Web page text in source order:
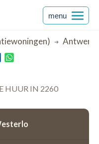
menu
HUUR IN 2260